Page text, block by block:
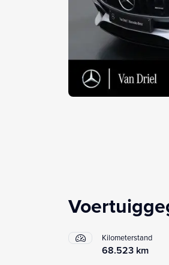
Kilometerstand
68.523 km